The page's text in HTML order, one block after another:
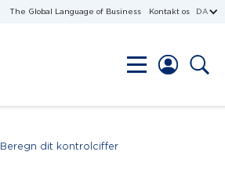
The Global Language of Business Kontakt os DA
Beregn dit kontrolciffer